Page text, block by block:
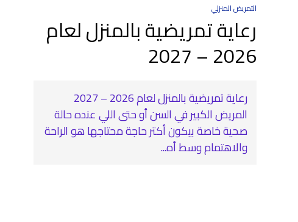
التمريض المنزلي
رعاية تمريضية بالمنزل لعام
2026 – 2027
رعاية تمريضية بالمنزل لعام 2026 – 2027
المريض الكبير في السن أو حتى اللي عنده حالة
صحية خاصة بيكون أكتر حاجة محتاجها هو الراحة
والاهتمام وسط أه...